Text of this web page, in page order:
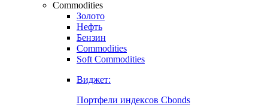
Commodities
Золото
Нефть
Бензин
Commodities
Soft Commodities
Виджет:
Портфели индексов Cbonds